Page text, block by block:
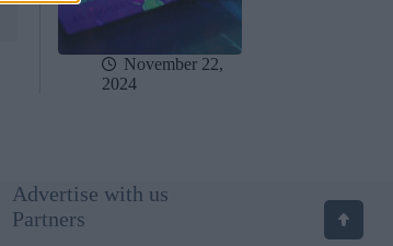
November 22,
2024
Advertise with us
Partners